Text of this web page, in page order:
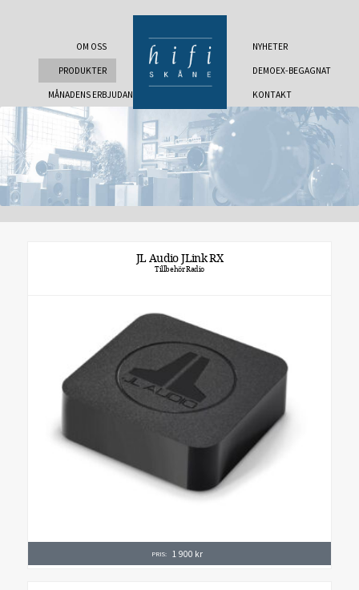
OM OSS
PRODUKTER
MÅNADENS ERBJUDANDE
NYHETER
DEMOEX-BEGAGNAT
KONTAKT
JL Audio JLink RX
Tillbehör Radio
PRIS: 1 900 kr